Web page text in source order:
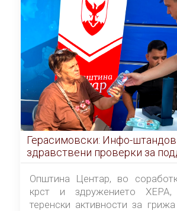
Герасимовски: Инфо-
здравствени проверки за
граѓаните во услови на
Општина Центар, во
крст и здружението ХЕРА,
теренски активности за